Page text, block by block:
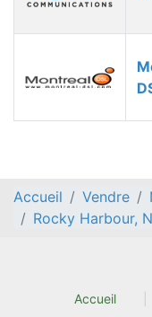
Accueil Vendre
Rocky Harbour,
Accueil